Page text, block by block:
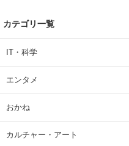
カテゴリ一覧
IT・科学
エンタメ
おかね
カルチャー・アート